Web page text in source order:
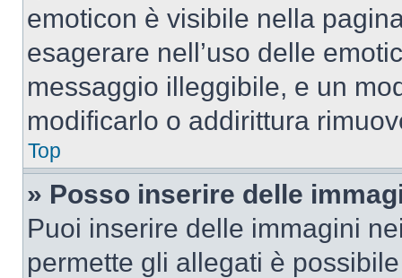
emoticon è visibile nella
esagerare nell’uso delle
messaggio illeggibile, e un
modificarlo o addirittura
Top
» Posso inserire delle
Puoi inserire delle immagini
permette gli allegati è